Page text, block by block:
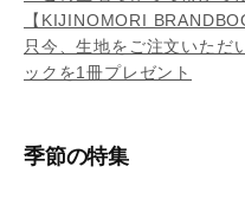
【KIJINOMORI
只今、生地をご注文いただ
ックを1冊プレゼント
季節の特集